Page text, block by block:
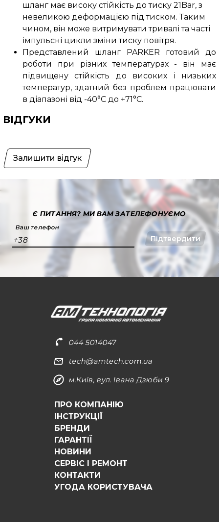
шланг має високу стійкість до тиску 21Bar, з
невеликою деформацією під тиском. Таким
чином, він може витримувати тривалі та часті
імпульсні цикли зміни тиску повітря.
Представлений шланг PARKER готовий до
роботи при різних температурах - він має
підвищену стійкість до високих і низьких
температур, здатний без проблем працювати
в діапазоні від -40°C до +71°C.
ВІДГУКИ
Залишити відгук
Є ПИТАННЯ?МИ ВАМ ЗАТЕЛЕФОНУЄМО
Ваш телефон
+38 Підтвердити
044 5014047
tech@amtech.com.ua
м.Київ, вул. Івана Дзюби 9
ПРО КОМПАНІЮ
ІНСТРУКЦІЇ
БРЕНДИ
ГАРАНТІЇ
НОВИНИ
СЕРВІС І РЕМОНТ
КОНТАКТИ
УГОДА КОРИСТУВАЧА